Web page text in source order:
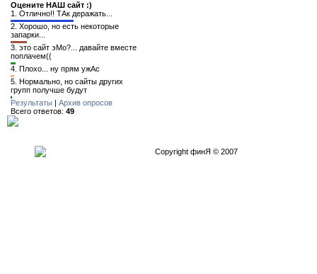
Оцените НАШ сайт :)
1. Отлично!! ТАк деражать...
2. Хорошо, но есть некоторые
запарки...
3. это сайт эМо?... давайте вместе
поплачем((
4. Плохо... ну прям ужАс
5. Нормально, но сайты других
групп получше будут
Результаты | Архив опросов
Всего ответов: 49
Copyright финЯ © 2007